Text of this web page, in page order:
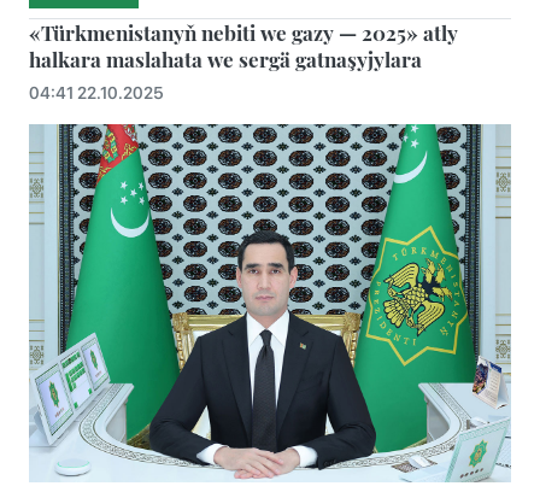
«Türkmenistanyň nebiti we gazy — 2025» atly
halkara maslahata we sergä gatnaşyjylara
04:41 22.10.2025